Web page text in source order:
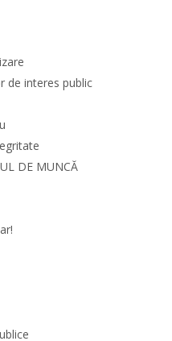
de interes public
DE MUNCĂ